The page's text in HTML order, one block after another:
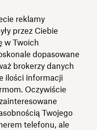
reklamy
przez Ciebie
w Twoich
dopasowane
brokerzy danych
ilości informacji
Oczywiście
Twojego
telefonu, ale